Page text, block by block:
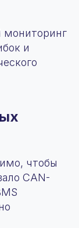
мониторинг
и
чтобы
CAN-